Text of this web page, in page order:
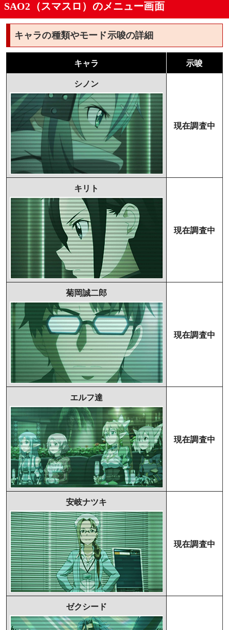
SAO2（スマスロ）のメニュー画面
キャラの種類やモード示唆の詳細
キャラ 示唆
シノン
現在調査中
キリト
現在調査中
菊岡誠二郎
現在調査中
エルフ達
現在調査中
安岐ナツキ
現在調査中
ゼクシード